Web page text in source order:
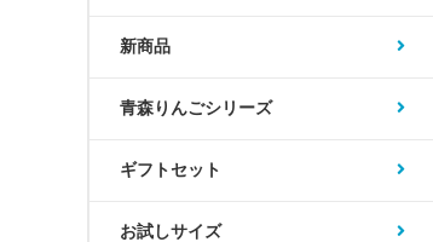
新商品
青森りんごシリーズ
ギフトセット
お試しサイズ